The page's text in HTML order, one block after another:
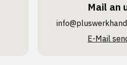
Mail an
E-Mail